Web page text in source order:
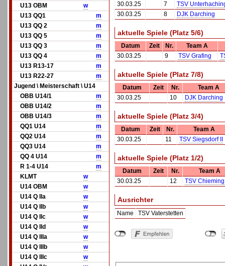
U13 OBM
w
U13 QQ1
m
U13 QQ 2
m
U13 QQ 5
m
U13 QQ 3
m
U13 QQ 4
m
U13 R13-17
m
U13 R22-27
m
Jugend \ Meisterschaft \ U14
OBB U14/1
m
OBB U14/2
m
OBB U14/3
m
QQ1 U14
m
QQ2 U14
m
QQ3 U14
m
QQ 4 U14
m
R 1-4 U14
m
KLMT
w
U14 OBM
w
U14 Q IIa
w
U14 Q IIb
w
U14 Q IIc
w
U14 Q IId
w
U14 Q IIIa
w
U14 Q IIIb
w
U14 Q IIIc
w
30.03.25
7
TSV
30.03.25
8 DJK Darching
aktuelle Spiele (Platz 5/6)
Datum Zeit Nr.
Team A
30.03.25
9 TSV Grafing
aktuelle Spiele (Platz 7/8)
Datum Zeit Nr.
Team A
30.03.25
10 DJK Darching
aktuelle Spiele (Platz 3/4)
Datum Zeit Nr.
Team A
30.03.25
11 TSV Siegsdorf II
aktuelle Spiele (Platz 1/2)
Datum Zeit Nr.
Team A
30.03.25
12 TSV Chieming
Ausrichter
Name TSV Vaterstetten